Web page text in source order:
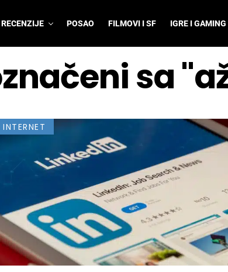
RECENZIJE POSAO FILMOVI I SF IGRE I GAMING
sa
INTERNET